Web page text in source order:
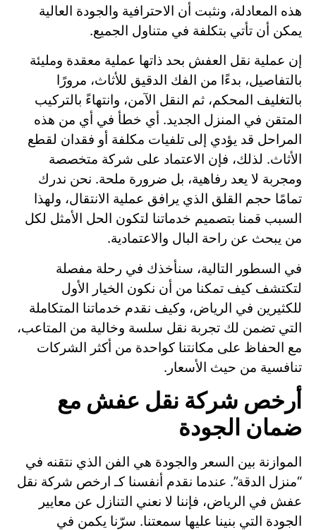
هذه المعادلة، ونثبت أن الاحترافية والجودة العالية
يمكن أن تأتي بتكلفة في متناول الجميع.
إن عملية نقل العفش بحد ذاتها عملية معقدة ومليئة
بالتفاصيل، بدءًا من الفك الدقيق للأثاث، مرورًا
بالتغليف المحكم، ثم النقل الآمن، وانتهاءً بالتركيب
المتقن في المنزل الجديد. أي خطأ في أي من هذه
المراحل قد يؤدي إلى تلفيات مكلفة أو فقدان لقطع
الأثاث. لذلك، فإن الاعتماد على شركة متخصصة
ومجربة لا يعد رفاهية، بل ضرورة ملحة. نحن ندرك
تمامًا حجم القلق الذي يرافق عملية الانتقال، ولهذا
السبب قمنا بتصميم خدماتنا لتكون الحل الأمثل لكل
من يبحث عن راحة البال والاعتمادية.
في السطور التالية، سنأخذك في رحلة مفصلة
لتكتشف كيف تمكنا من أن نكون الخيار الأول
للكثيرين في الرياض، وكيف نقدم خدماتنا المتكاملة
التي تضمن لك تجربة نقل سلسة وخالية من المتاعب،
مع الحفاظ على مكانتنا كواحدة من أكثر الشركات
تنافسية من حيث الأسعار.
أرخص شركة نقل عفش مع
ضمان الجودة
الموازنة بين السعر والجودة هي الفن الذي نتقنه في
“منزل الدقة”. عندما نقدم أنفسنا كـ ارخص شركة نقل
عفش في الرياض، فإننا لا نعني التنازل عن معايير
الجودة التي بنينا عليها سمعتنا. سرّنا يكمن في